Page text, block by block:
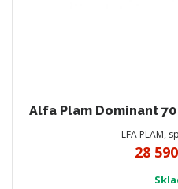
Alfa Plam Dominant
LFA PLAM,
28